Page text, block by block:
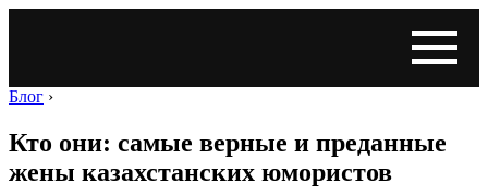
Блог ›
Кто они: самые верные и преданные
жены казахстанских юмористов